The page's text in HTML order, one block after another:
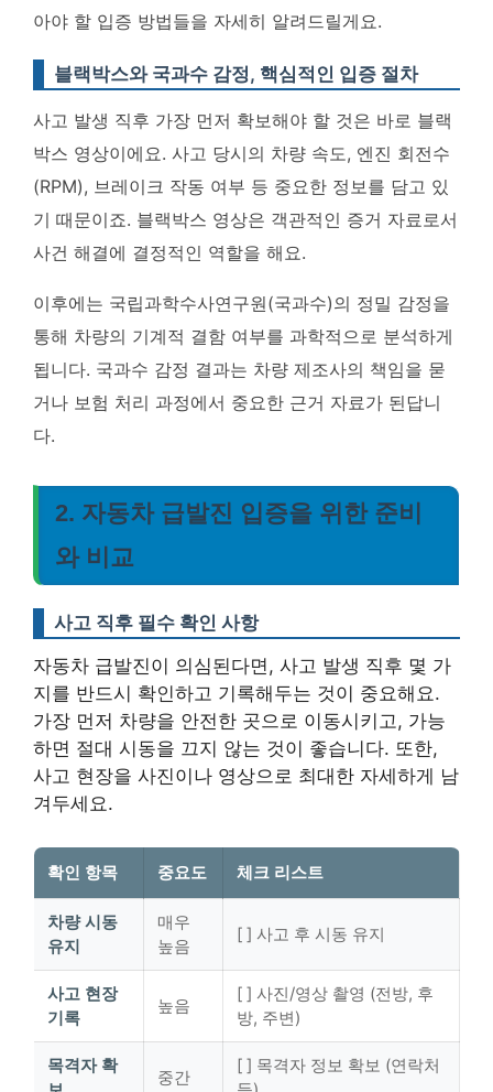
아야 할 입증 방법들을 자세히 알려드릴게요.
블랙박스와 국과수 감정, 핵심적인 입증 절차
사고 발생 직후 가장 먼저 확보해야 할 것은 바로 블랙
박스 영상이에요. 사고 당시의 차량 속도, 엔진 회전수
(RPM), 브레이크 작동 여부 등 중요한 정보를 담고 있
기 때문이죠. 블랙박스 영상은 객관적인 증거 자료로서
사건 해결에 결정적인 역할을 해요.
이후에는 국립과학수사연구원(국과수)의 정밀 감정을
통해 차량의 기계적 결함 여부를 과학적으로 분석하게
됩니다. 국과수 감정 결과는 차량 제조사의 책임을 묻
거나 보험 처리 과정에서 중요한 근거 자료가 된답니
다.
2. 자동차 급발진 입증을 위한 준비
와 비교
사고 직후 필수 확인 사항
자동차 급발진이 의심된다면, 사고 발생 직후 몇 가
지를 반드시 확인하고 기록해두는 것이 중요해요.
가장 먼저 차량을 안전한 곳으로 이동시키고, 가능
하면 절대 시동을 끄지 않는 것이 좋습니다. 또한,
사고 현장을 사진이나 영상으로 최대한 자세하게 남
겨두세요.
확인 항목 중요도 체크 리스트
차량 시동
유지
매우
높음
[ ] 사고 후 시동 유지
사고 현장
기록
높음
[ ] 사진/영상 촬영 (전방, 후
방, 주변)
목격자 확
중간
[ ] 목격자 정보 확보 (연락처